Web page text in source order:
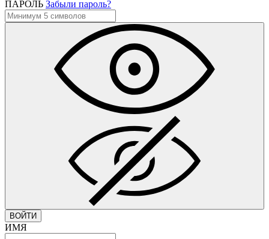
ПАРОЛЬ Забыли пароль?
ВОЙТИ
ИМЯ